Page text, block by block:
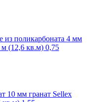
из поликарбоната 4 мм
(12,6 кв.м) 0,75
10 мм гранат Sellex